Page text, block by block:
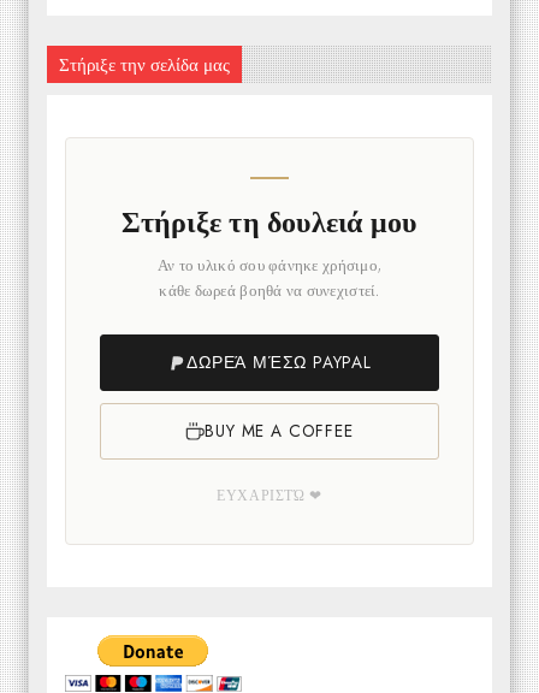
Στήριξε την σελίδα μας
Στήριξε τη δουλειά μου
Αν το υλικό σου φάνηκε χρήσιμο,
κάθε δωρεά βοηθά να συνεχιστεί.
ΔΩΡΕΆ ΜΈΣΩ PAYPAL
BUY ME A COFFEE
ΕΥΧΑΡΙΣΤΏ ❤